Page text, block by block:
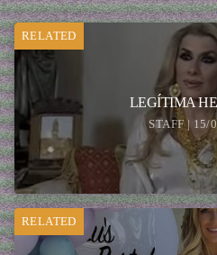
RELATED
LEGÍTIMA
STAFF | 15/
RELATED